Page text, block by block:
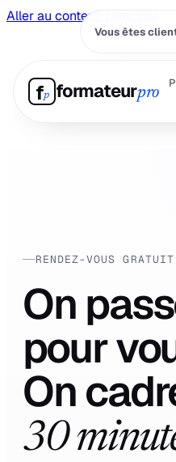
Aller au contenu principal
Vous êtes
fp formateurpro
RENDEZ-VOUS
On
pour
On
30